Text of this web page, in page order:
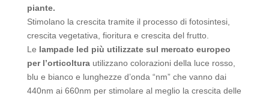
piante.
Stimolano la crescita tramite il processo di fotosintesi,
crescita vegetativa, fioritura e crescita del frutto.
Le lampade led più utilizzate sul mercato europeo
per l’orticolturautilizzano colorazioni della luce rosso,
blu e bianco e lunghezze d’onda “nm” che vanno dai
440nm ai 660nm per stimolare al meglio la crescita delle